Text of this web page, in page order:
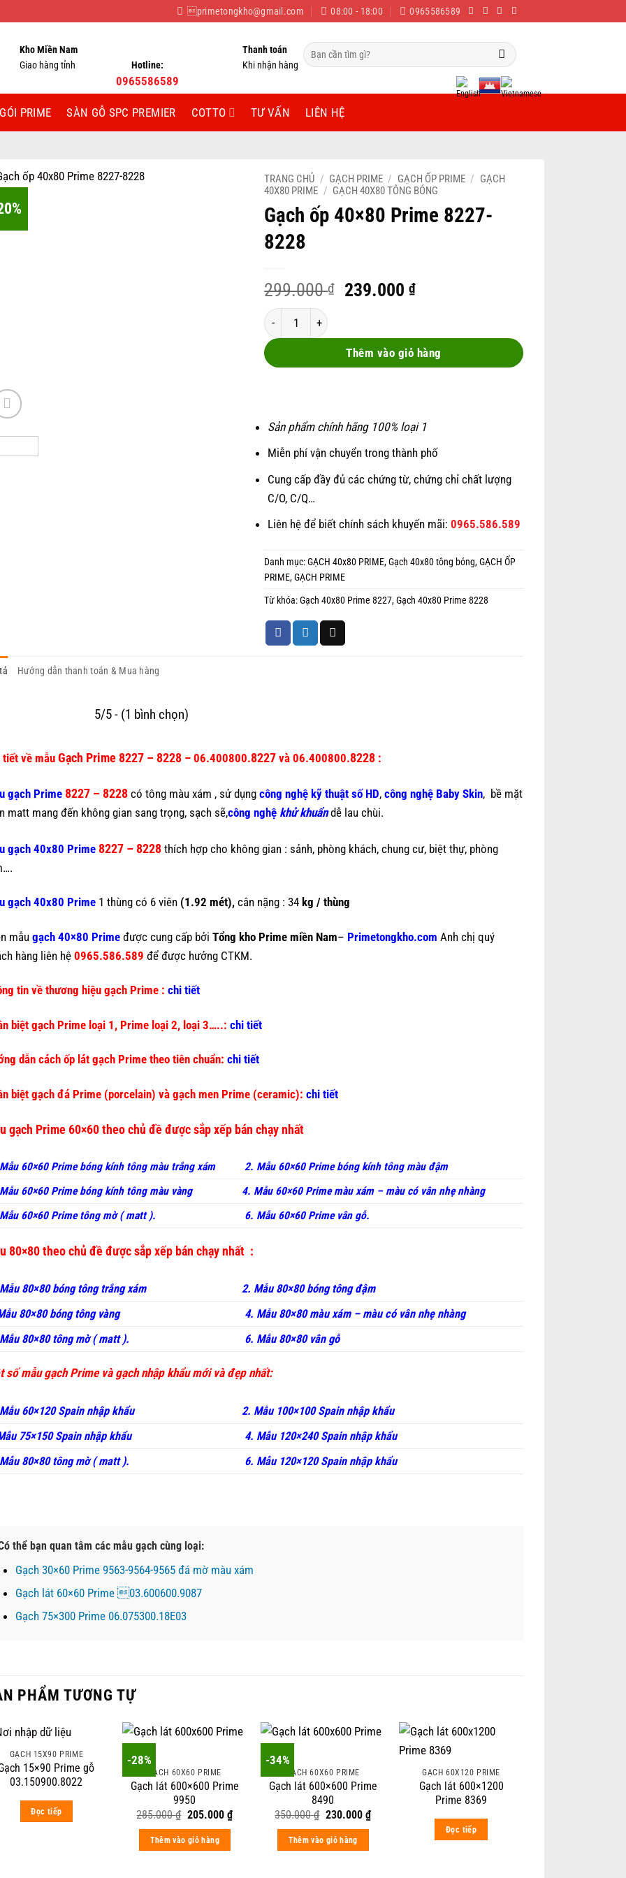
primetongkho@gmail.com 08:00 - 18:00 0965586589
Kho Miền Nam
Giao hàng tỉnh
Hotline:
0965586589
Thanh toán
Khi nhận hàng
Tìm
kiếm:
PRIME SÀN GỖ SPC PREMIER COTTO TƯ VẤN LIÊN HỆ
TRANG CHỦ / GẠCH PRIME / GẠCH ỐP PRIME / GẠCH
40X80 PRIME / GẠCH 40X80 TÔNG BÓNG
Gạch ốp 40×80 Prime 8227-
8228
299.000₫
Original
299.000 ₫.
239.000₫Current
239.000 ₫.
Gạch ốp 40x80 Prime 8227-8228 số lượng
Thêm vào giỏ hàng
Sản phẩm chính hãng 100% loại 1
Miễn phí vận chuyển trong thành phố
Cung cấp đầy đủ các chứng từ, chứng chỉ chất lượng
C/O, C/Q…
Liên hệ để biết chính sách khuyến mãi:0965.586.589
Danh mục:GẠCH 40x80 PRIME,Gạch 40x80 tông bóng,GẠCH ỐP
PRIME,GẠCH PRIME
Từ khóa:Gạch 40x80 Prime 8227,Gạch 40x80 Prime 8228
Hướng dẫn thanh toán & Mua hàng
5/5 - (1 bình chọn)
tiết về mẫu Gạch Prime 8227 – 8228– 06.400800.8227và 06.400800.8228:
gạch Prime 8227 – 8228có tông màu xám , sử dụng công nghệ kỹ thuật số HD, công nghệ Baby Skin, bề mặt
matt mang đến không gian sang trọng, sạch sẽ,công nghệ khử khuẩn dễ lau chùi.
gạch 40x80 Prime 8227 – 8228thích hợp cho không gian : sảnh, phòng khách, chung cư, biệt thự, phòng
gạch 40x80 Prime1 thùng có 6 viên (1.92 mét),cân nặng : 34kg / thùng
mẫu gạch 40×80 Primeđược cung cấp bởi Tổng kho Prime miền Nam– Primetongkho.com Anh chị quý
hàng liên hệ 0965.586.589 để được hưởng CTKM.
tin về thương hiệu gạch Prime : chi tiết
biệt gạch Prime loại 1, Prime loại 2, loại 3…..: chi tiết
dẫn cách ốp lát gạch Prime theo tiên chuẩn: chi tiết
biệt gạch đá Prime (porcelain) và gạch men Prime (ceramic): chi tiết
gạch Prime 60×60 theo chủ đề được sắp xếp bán chạy nhất
60×60 Prime bóng kính tông màu trắng xám
2. Mẫu 60×60 Prime bóng kính tông màu đậm
60×60 Prime bóng kính tông màu vàng
4. Mẫu 60×60 Prime màu xám – màu có vân nhẹ nhàng
60×60 Prime tông mờ ( matt ).
6. Mẫu 60×60 Prime vân gỗ.
80×80 theo chủ đề được sắp xếp bán chạy nhất :
80×80 bóng tông trắng xám
2. Mẫu 80×80 bóng tông đậm
80×80 bóng tông vàng
4. Mẫu 80×80 màu xám – màu có vân nhẹ nhàng
80×80 tông mờ ( matt ).
6. Mẫu 80×80 vân gỗ
số mẫu gạch Prime và gạch nhập khẩu mới và đẹp nhất:
60×120 Spain nhập khẩu
2. Mẫu 100×100 Spain nhập khẩu
75×150 Spain nhập khẩu
4. Mẫu 120×240 Spain nhập khẩu
80×80 tông mờ ( matt ).
6. Mẫu 120×120 Spain nhập khẩu
thể bạn quan tâm các mẫu gạch cùng loại:
Gạch 30×60 Prime 9563-9564-9565 đá mờ màu xám
Gạch lát 60×60 Prime 03.600600.9087
Gạch 75×300 Prime 06.075300.18E03
PHẨM TƯƠNG TỰ
GẠCH 15X90 PRIME
15×90 Prime gỗ
03.150900.8022
Đọc tiếp
-28%
GẠCH 60X60 PRIME
Gạch lát 600×600 Prime
9950
285.000₫ Original
was:
285.000 ₫.
205.000₫Current
price
Thêm vào giỏ hàng
-34%
GẠCH 60X60 PRIME
Gạch lát 600×600 Prime
8490
350.000₫ Original
was:
350.000 ₫.
230.000₫Current
price
Thêm vào giỏ hàng
GẠCH 60X120 PRIME
Gạch lát 600×1200
Prime 8369
Đọc tiếp